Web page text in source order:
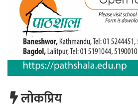
लाेकप्रिय